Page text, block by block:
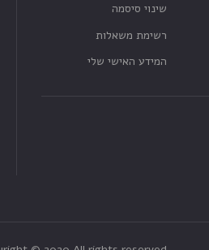
שינוי סיסמה
רשימת משאלות
המידע האישי שלי